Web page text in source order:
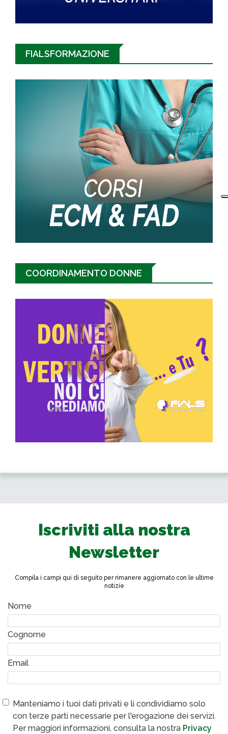
FIALSFORMAZIONE
COORDINAMENTO DONNE
Iscriviti alla nostra
Newsletter
Compila i campi qui di seguito per rimanere aggiornato con le ultime
notizie
Nome
Cognome
Email
Manteniamo i tuoi dati privati e li condividiamo solo
con terze parti necessarie per l'erogazione dei servizi.
Per maggiori informazioni, consulta la nostra Privacy